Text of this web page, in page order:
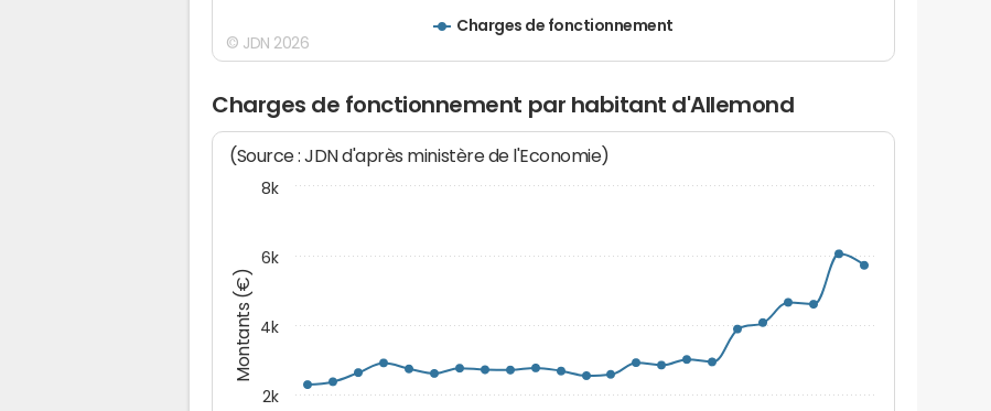
Charges de fonctionnement
© JDN 2026
Charges de fonctionnement par habitant d'Allemond
Montants (€)
(Source : JDN d'après ministère de l'Economie)
2k
4k
6k
8k